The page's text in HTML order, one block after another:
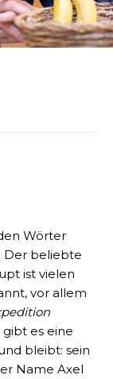
Wörter
Der beliebte
ist vielen
vor allem
gibt es eine
bleibt: sein
Name Axel